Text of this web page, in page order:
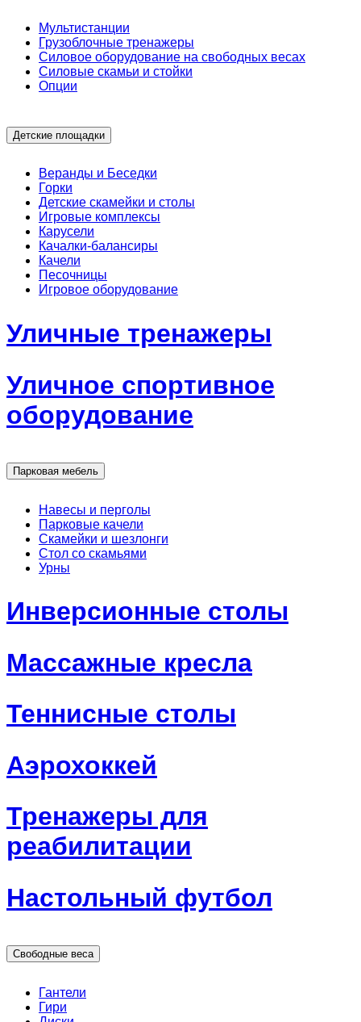
Мультистанции
Грузоблочные тренажеры
Силовое оборудование на свободных весах
Силовые скамьи и стойки
Опции
Детские площадки
Веранды и Беседки
Горки
Детские скамейки и столы
Игровые комплексы
Карусели
Качалки-балансиры
Качели
Песочницы
Игровое оборудование
Уличные тренажеры
Уличное спортивное
оборудование
Парковая мебель
Навесы и перголы
Парковые качели
Скамейки и шезлонги
Стол со скамьями
Урны
Инверсионные столы
Массажные кресла
Теннисные столы
Аэрохоккей
Тренажеры для
реабилитации
Настольный футбол
Свободные веса
Гантели
Гири